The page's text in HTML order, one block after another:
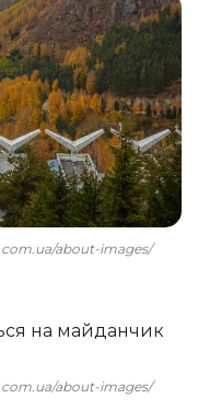
about-images/
на майданчик
about-images/